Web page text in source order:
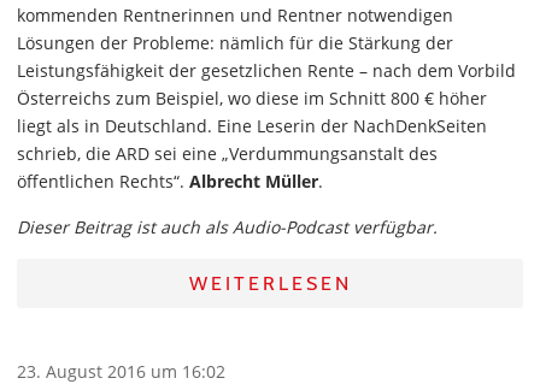
kommenden Rentnerinnen und Rentner notwendigen
Lösungen der Probleme: nämlich für die Stärkung der
Leistungsfähigkeit der gesetzlichen Rente – nach dem Vorbild
Österreichs zum Beispiel, wo diese im Schnitt 800 € höher
liegt als in Deutschland. Eine Leserin der NachDenkSeiten
schrieb, die ARD sei eine „Verdummungsanstalt des
öffentlichen Rechts“. Albrecht Müller.
Dieser Beitrag ist auch als Audio-Podcast verfügbar.
WEITERLESEN
23. August 2016 um 16:02